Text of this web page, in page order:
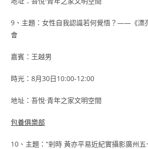
9、主題：女性自我認識若何覺悟？——《漂
會
嘉賓：王越男
時光：8月30日10:00-12:00
地址：吾悅·青年之家文明空間
包養俱樂部
10、主題：“剎時 黃亦平易近紀實攝影廣州五